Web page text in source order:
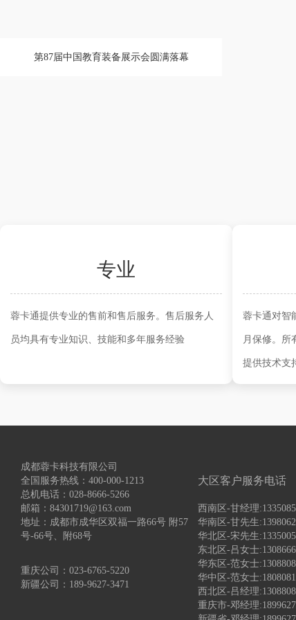
第87届中国教育装备展示会圆满落幕
专业
蓉卡通提供专业的售前和售后服务。售后服务人
员均具有专业知识、技能和多年服务经验
蓉卡通对智
月保修。所
提供技术支
成都蓉卡科技有限公司
全国服务热线：400-000-1213
总机电话：028-8666-5266
邮箱：84301719@163.com
地址：成都市成华区双福一路66号 附57
号-66号、附68号
重庆公司：023-6765-5220
新疆公司：189-9627-3471
大区客户服务电话
西南区-甘经理
华南区-甘先生
华北区-宋先生
东北区-吕女士
华东区-范女士
华中区-范女士
西北区-吕经理
重庆市-邓经理